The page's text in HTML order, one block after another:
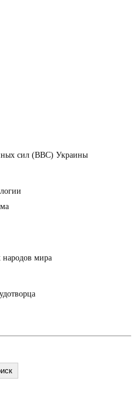
сил (ВВС) Украины
мира